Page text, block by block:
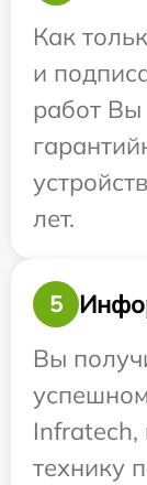
Как
и
работ Вы
лет.
5
Вы
Infratech,
технику